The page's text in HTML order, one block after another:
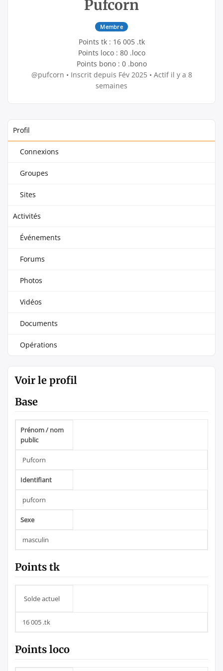
Pufcorn
Membre
Points tk : 16 005 .tk
Points loco : 80 .loco
Points bono : 0 .bono
@pufcorn • Inscrit depuis Fév 2025 • Actif il y a 8
semaines
Profil
Connexions
Groupes
Sites
Activités
Événements
Forums
Photos
Vidéos
Documents
Opérations
Voir le profil
Base
Prénom / nom
public
Pufcorn
Identifiant
pufcorn
Sexe
masculin
Points tk
Solde actuel
16 005 .tk
Points loco